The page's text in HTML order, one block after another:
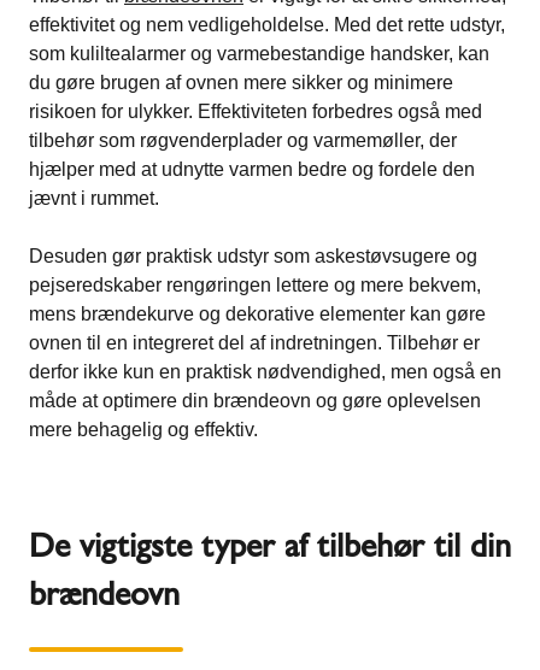
effektivitet og nem vedligeholdelse. Med det rette udstyr,
som kuliltealarmer og varmebestandige handsker, kan
du gøre brugen af ovnen mere sikker og minimere
risikoen for ulykker. Effektiviteten forbedres også med
tilbehør som røgvenderplader og varmemøller, der
hjælper med at udnytte varmen bedre og fordele den
jævnt i rummet.
Desuden gør praktisk udstyr som askestøvsugere og
pejseredskaber rengøringen lettere og mere bekvem,
mens brændekurve og dekorative elementer kan gøre
ovnen til en integreret del af indretningen. Tilbehør er
derfor ikke kun en praktisk nødvendighed, men også en
måde at optimere din brændeovn og gøre oplevelsen
mere behagelig og effektiv.
De vigtigste typer af tilbehør til din
brændeovn